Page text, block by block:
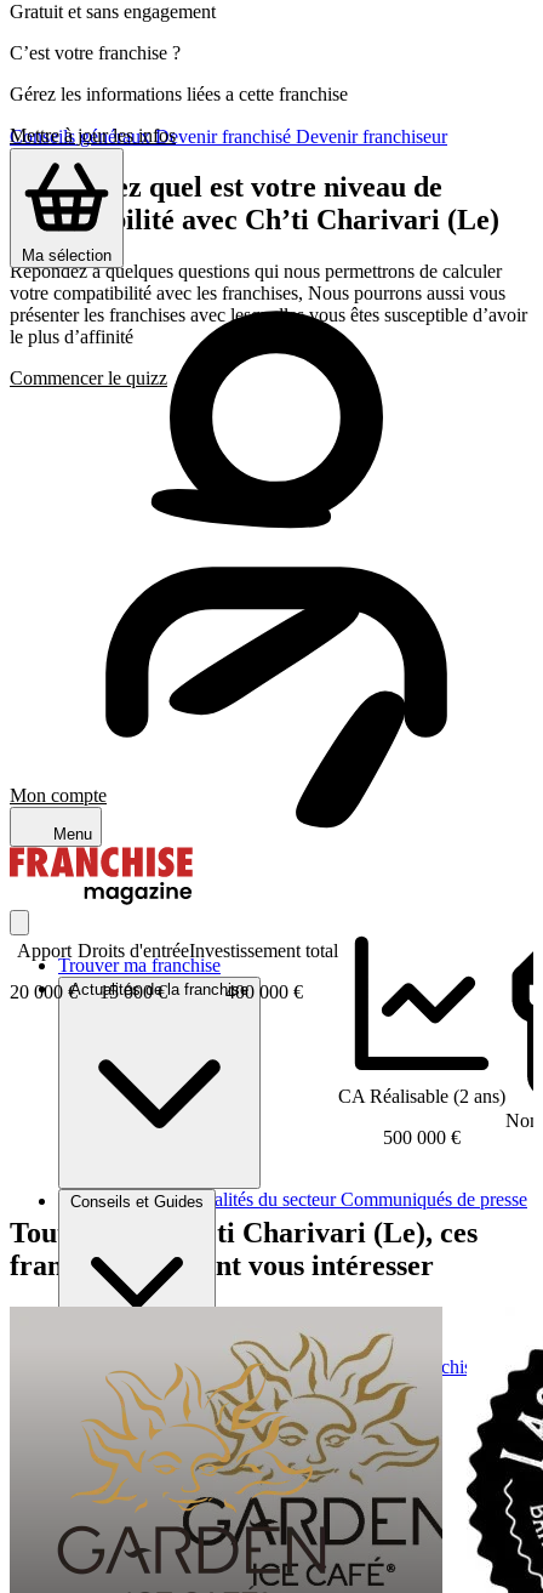
Conseils générauxDevenir franchisé Devenir franchiseur
Ma sélection
Mon compte
Menu
Trouver ma franchise
Actualités de la franchise
Brèves et actus Actualités du secteur Communiqués de presse
Conseils et Guides
Conseils généraux Devenir franchisé Devenir franchiseur
Gratuit et sans engagement
C’est votre franchise ?
Gérez les informations liées a cette franchise
Mettre à jour les infos
Découvrez quel est votre niveau de
compatibilité avec Ch’ti Charivari (Le)
Répondez a quelques questions qui nous permettrons de calculer
votre compatibilité avec les franchises, Nous pourrons aussi vous
présenter les franchises avec lesquelles vous êtes susceptible d’avoir
le plus d’affinité
Commencer le quizz
Apport
20 000 €
Droits d'entrée
15 000 €
Investissement total
400 000 €
CA Réalisable (2 ans)
500 000 €
Tout comme Ch’ti Charivari (Le), ces
franchises peuvent vous intéresser